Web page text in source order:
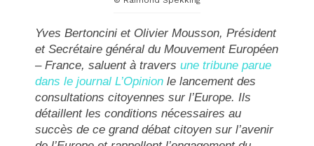
Yves Bertoncini et Olivier Mousson, Président
et Secrétaire général du Mouvement Européen
– France, saluent à traversune tribune parue
dans le journal L’Opinion le lancement des
consultations citoyennes sur l’Europe. Ils
détaillent les conditions nécessaires au
succès de ce grand débat citoyen sur l’avenir